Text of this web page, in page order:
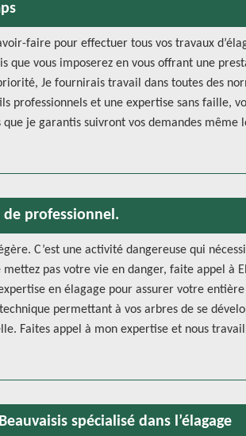
faire pour effectuer tous vos travaux
que vous imposerez en vous offrant une
Je fournirais travail dans toutes des
professionnels et une expertise sans faille,
je garantis suivront vos demandes même
de professionnel.
C’est une activité dangereuse qui
pas votre vie en danger, faite appel à
en élagage pour assurer votre
permettant à vos arbres de se
Faites appel à mon expertise et nous
spécialisé dans l’élagage